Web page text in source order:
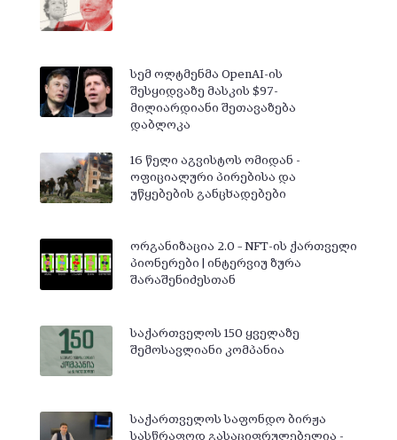
სემ ოლტმენმა OpenAI-ის
შესყიდვაზე მასკის $97-
მილიარდიანი შეთავაზება
დაბლოკა
16 წელი აგვისტოს ომიდან -
ოფიციალური პირებისა და
უწყებების განცხადებები
ორგანიზაცია 2.0 – NFT-ის ქართველი
პიონერები | ინტერვიუ ზურა
შარაშენიძესთან
საქართველოს 150 ყველაზე
შემოსავლიანი კომპანია
საქართველოს საფონდო ბირჟა
სასწრაფოდ გასაციფრულებელია -